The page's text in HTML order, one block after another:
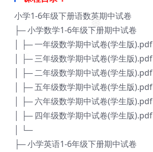
❅
❅
小学1-6年级下册语数英期中试卷
├─ 小学数学1-6年级下册期中试卷
│ ├─ 一年级数学期中试卷(学生版).pdf
│ ├─ 三年级数学期中试卷(学生版).pdf
│ ├─ 二年级数学期中试卷(学生版).pdf
│ ├─ 五年级数学期中试卷(学生版).pdf
│ ├─ 六年级数学期中试卷(学生版).pdf
│ ├─ 四年级数学期中试卷(学生版).pdf
│ └─
├─ 小学英语1-6年级下册期中试卷